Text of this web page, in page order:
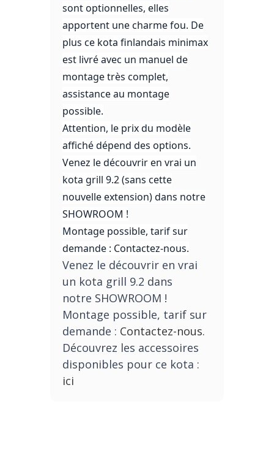
sont optionnelles, elles
apportent une charme fou. De
plus ce kota finlandais minimax
est livré avec un manuel de
montage très complet,
assistance au montage
possible.
Attention, le prix du modèle
affiché dépend des options.
Venez le découvrir en vrai un
kota grill 9.2 (sans cette
nouvelle extension) dans notre
SHOWROOM !
Montage possible, tarif sur
demande : Contactez-nous.
Venez le découvrir en vrai
un kota grill 9.2 dans
notre SHOWROOM !
Montage possible, tarif sur
demande : Contactez-nous.
Découvrez les accessoires
disponibles pour ce kota :
ici